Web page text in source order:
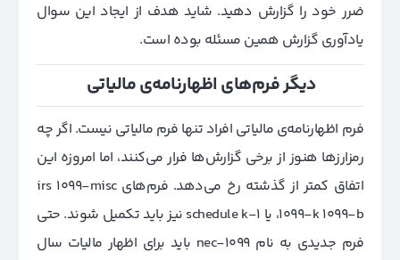
ضرر خود را گزارش دهید. شاید هدف از ایجاد این سوال
یادآوری گزارش همین مسئله بوده است.
دیگر فرم‌های اظهارنامه‌ی مالیاتی
فرم اظهارنامه‌ی مالیاتی افراد تنها فرم مالیاتی نیست. اگر چه
رمزارزها هنوز از برخی گزارش‌ها فرار می‌کنند، اما امروزه این
اتفاق کمتر از گذشته رخ می‌دهد. فرم‌های irs 1099-misc
،1099-k 1099-b یا schedule k-1 نیز باید تکمیل شوند. حتی
فرم جدیدی به نام 1099-nec باید برای اظهار مالیات سال